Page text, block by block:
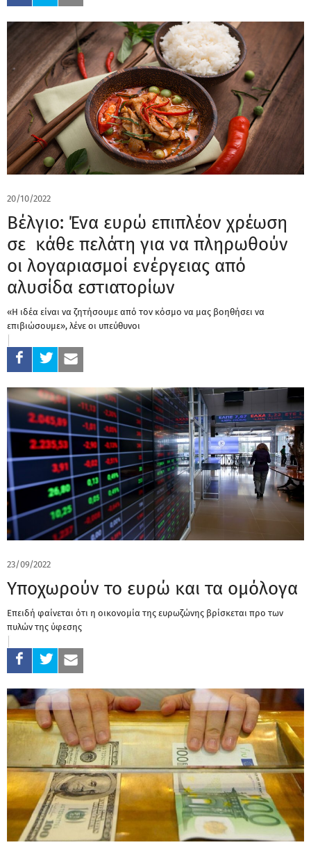
20/10/2022
Βέλγιο: Ένα ευρώ επιπλέον χρέωση
σε κάθε πελάτη για να πληρωθούν
οι λογαριασμοί ενέργειας από
αλυσίδα εστιατορίων
«Η ιδέα είναι να ζητήσουμε από τον κόσμο να μας βοηθήσει να
επιβιώσουμε», λένε οι υπεύθυνοι
23/09/2022
Υποχωρούν το ευρώ και τα ομόλογα
Επειδή φαίνεται ότι η οικονομία της ευρωζώνης βρίσκεται προ των
πυλών της ύφεσης